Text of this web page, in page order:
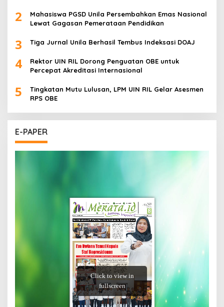
2
Mahasiswa PGSD Unila Persembahkan Emas Nasional
Lewat Gagasan Pemerataan Pendidikan
3 Tiga Jurnal Unila Berhasil Tembus Indeksasi DOAJ
4
Rektor UIN RIL Dorong Penguatan OBE untuk
Percepat Akreditasi Internasional
5
Tingkatan Mutu Lulusan, LPM UIN RIL Gelar Asesmen
RPS OBE
E-PAPER